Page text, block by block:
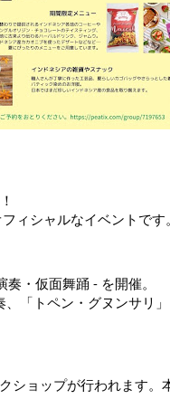
ィシャルなイベントです。
・仮面舞踊 - を開催。
「トペン・グヌンサリ
ショップが行われます。